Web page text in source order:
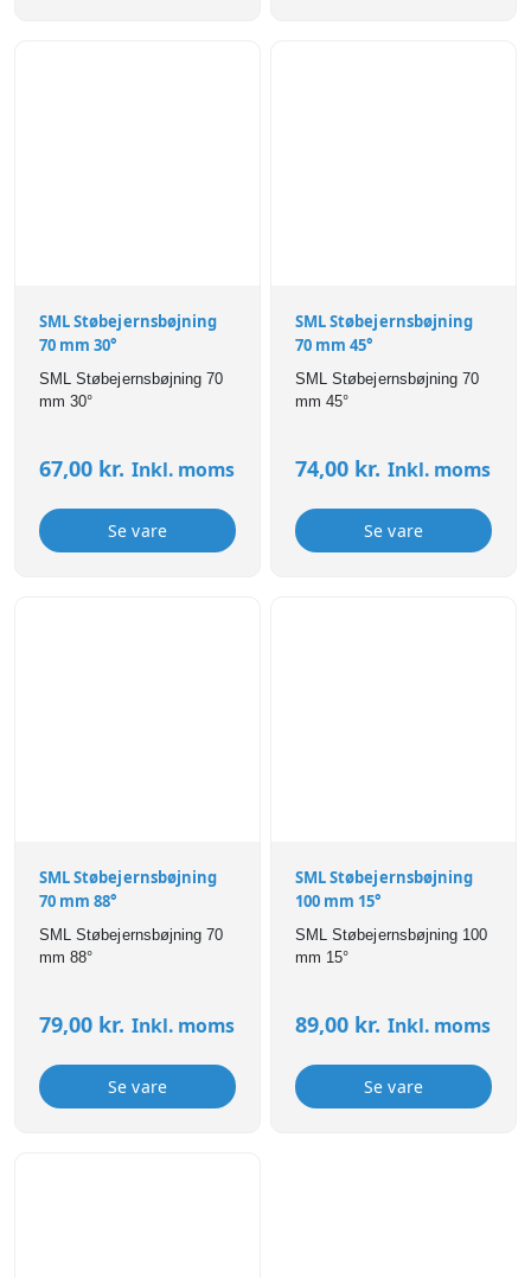
SML Støbejernsbøjning
70 mm 30°
SML Støbejernsbøjning 70
mm 30°
67,00 kr. Inkl. moms
Se vare
SML Støbejernsbøjning
70 mm 45°
SML Støbejernsbøjning 70
mm 45°
74,00 kr. Inkl. moms
Se vare
SML Støbejernsbøjning
70 mm 88°
SML Støbejernsbøjning 70
mm 88°
79,00 kr. Inkl. moms
Se vare
SML Støbejernsbøjning
100 mm 15°
SML Støbejernsbøjning 100
mm 15°
89,00 kr. Inkl. moms
Se vare